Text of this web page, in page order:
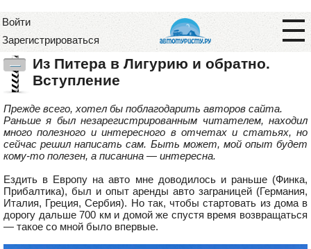
Войти
Зарегистрироваться
—
Из Питера в Лигурию и обратно.
Вступление
Прежде всего, хотел бы поблагодарить авторов сайта.
Раньше я был незарегистрированным читателем, находил
много полезного и интересного в отчетах и статьях, но
сейчас решил написать сам. Быть может, мой опыт будет
кому-то полезен, а писанина — интересна.
Ездить в Европу на авто мне доводилось и раньше (Финка,
Прибалтика), был и опыт аренды авто заграницей (Германия,
Италия, Греция, Сербия). Но так, чтобы стартовать из дома в
дорогу дальше 700 км и домой же спустя время возвращаться
— такое со мной было впервые.